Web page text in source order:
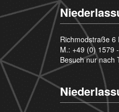
Richmodstraße 6
M.: +49 (0) 1579
Besuch nur nach